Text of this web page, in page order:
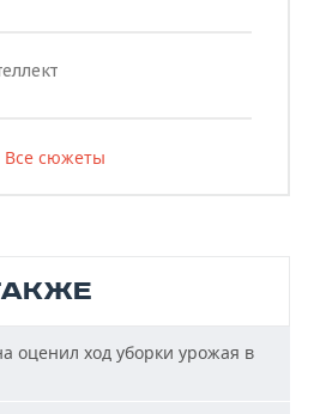
Все сюжеты
оценил ход уборки урожая в